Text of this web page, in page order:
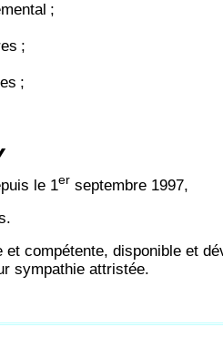
;
;
;
le 1er septembre 1997,
compétente, disponible et
sympathie attristée.